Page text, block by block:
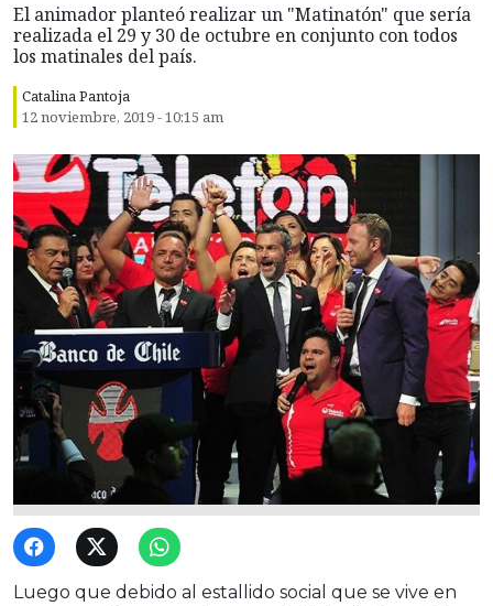
El animador planteó realizar un "Matinatón" que sería
realizada el 29 y 30 de octubre en conjunto con todos
los matinales del país.
Catalina Pantoja
12 noviembre, 2019 - 10:15 am
Luego que debido al estallido social que se vive en